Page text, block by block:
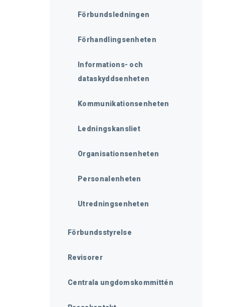
Förbundsledningen
Förhandlingsenheten
Informations- och
dataskyddsenheten
Kommunikationsenheten
Ledningskansliet
Organisationsenheten
Personalenheten
Utredningsenheten
Förbundsstyrelse
Revisorer
Centrala ungdomskommittén